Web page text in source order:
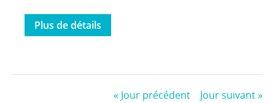
Plus de détails
« Jour précédent Jour suivant»